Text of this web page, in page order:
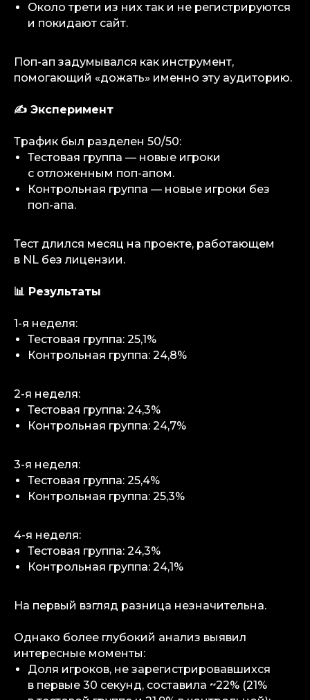
Около трети из них так и не регистрируются
и покидают сайт.
Поп-ап задумывался как инструмент,
помогающий «дожать» именно эту аудиторию.
✍️ Эксперимент
Трафик был разделен 50/50:
Тестовая группа — новые игроки
с отложенным поп-апом.
Контрольная группа — новые игроки без
поп-апа.
Тест длился месяц на проекте, работающем
в NL без лицензии.
📊 Результаты
1-я неделя:
Тестовая группа: 25,1%
Контрольная группа: 24,8%
2-я неделя:
Тестовая группа: 24,3%
Контрольная группа: 24,7%
3-я неделя:
Тестовая группа: 25,4%
Контрольная группа: 25,3%
4-я неделя:
Тестовая группа: 24,3%
Контрольная группа: 24,1%
На первый взгляд разница незначительна.
Однако более глубокий анализ выявил
интересные моменты:
Доля игроков, не зарегистрировавшихся
в первые 30 секунд, составила ~22% (21%
info@igaming-solutions.io
iGS — ваш ориентир в индустрии
гемблинга и беттинга. Мы можем быть
полезны на всех уровнях — от новостей
и обзоров до аналитических разборов
Аналитика
Медиа
Карьера
Партнерам